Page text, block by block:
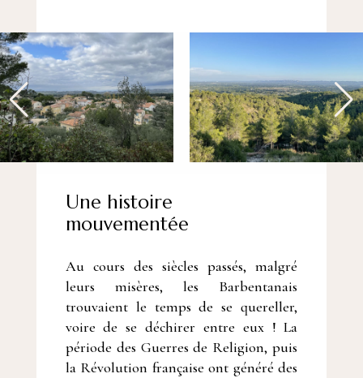
Une histoire
mouvementée
Au cours des siècles passés, malgré
leurs misères, les Barbentanais
trouvaient le temps de se quereller,
voire de se déchirer entre eux ! La
période des Guerres de Religion, puis
la Révolution française ont généré des